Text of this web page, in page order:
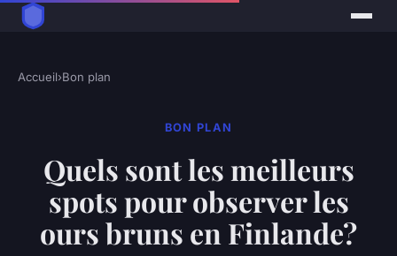
Accueil›Bon plan
BON PLAN
Quels sont les meilleurs
spots pour observer les
ours bruns en Finlande?